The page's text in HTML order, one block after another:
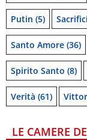
Putin (5)
Santo Amore (36)
Spirito Santo (8)
Verità (61)
LE CAMERE